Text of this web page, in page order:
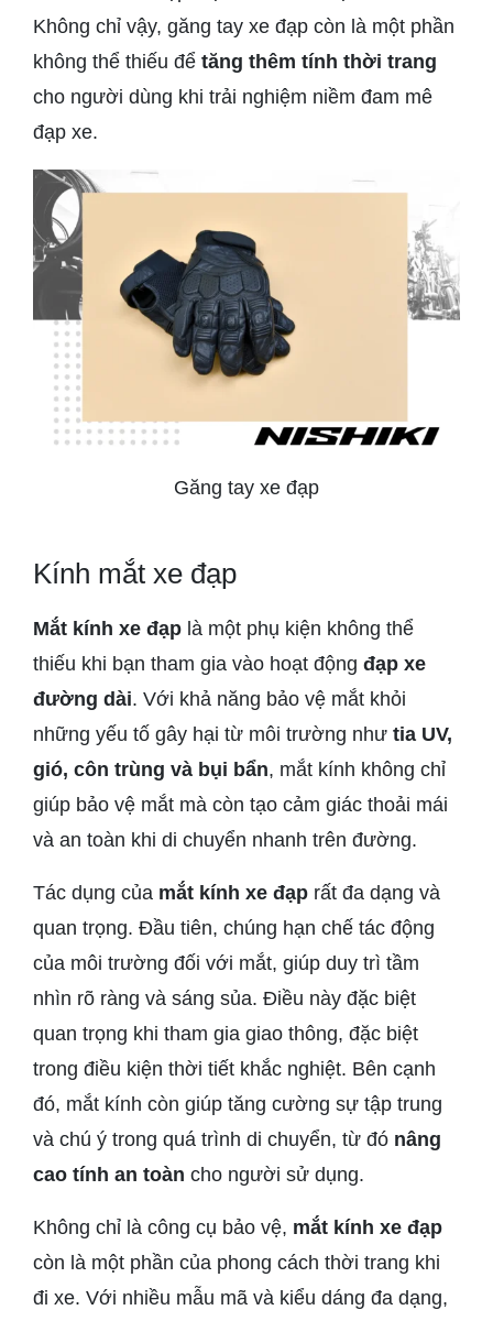
Không chỉ vậy, găng tay xe đạp còn là một phần
không thể thiếu để tăng thêm tính thời trang
cho người dùng khi trải nghiệm niềm đam mê
đạp xe.
Găng tay xe đạp
Kính mắt xe đạp
Mắt kính xe đạp là một phụ kiện không thể
thiếu khi bạn tham gia vào hoạt động đạp xe
đường dài. Với khả năng bảo vệ mắt khỏi
những yếu tố gây hại từ môi trường như tia UV,
gió, côn trùng và bụi bẩn, mắt kính không chỉ
giúp bảo vệ mắt mà còn tạo cảm giác thoải mái
và an toàn khi di chuyển nhanh trên đường.
Tác dụng của mắt kính xe đạp rất đa dạng và
quan trọng. Đầu tiên, chúng hạn chế tác động
của môi trường đối với mắt, giúp duy trì tầm
nhìn rõ ràng và sáng sủa. Điều này đặc biệt
quan trọng khi tham gia giao thông, đặc biệt
trong điều kiện thời tiết khắc nghiệt. Bên cạnh
đó, mắt kính còn giúp tăng cường sự tập trung
và chú ý trong quá trình di chuyển, từ đó nâng
cao tính an toàn cho người sử dụng.
Không chỉ là công cụ bảo vệ, mắt kính xe đạp
còn là một phần của phong cách thời trang khi
đi xe. Với nhiều mẫu mã và kiểu dáng đa dạng,